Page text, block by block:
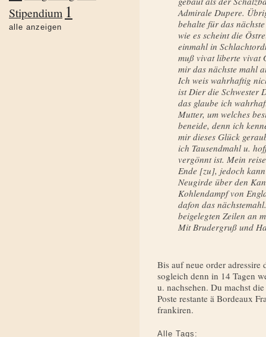
Admirale Dupere.
behalte für das
wie es scheint die
einmahl in
muß vivat liberte vivat
mir das nächste mahl
Ich weis wahrhaftig
ist Dier die Schwester
das glaube ich
Mutter, um welches
beneide, denn ich
mir dieses Glück
ich Tau­sendmahl u.
vergönnt ist. Mein
Ende [zu], jedoch
Neugirde über den
Kohlendampf von
dafon das
beigelegten Zeilen an
Mit Brudergruß und
Bis auf neue order adressire
sogleich denn in 14 Tagen
u. nachsehen. Du machst
Poste restante ä Bordeaux
frankiren.
Alle Tags:
Stipendium 1
alle anzeigen